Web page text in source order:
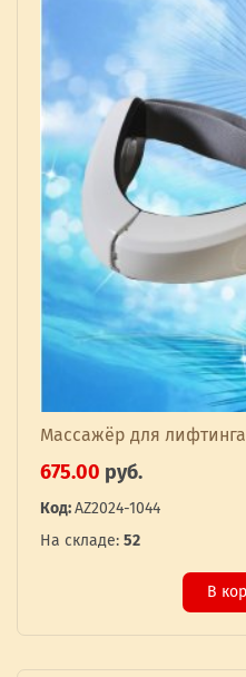
Массажёр для лифтинга
675.00 руб.
Код:AZ2024-1044
На складе: 52
В